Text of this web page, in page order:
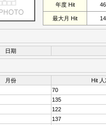
年度 Hit
最大月 Hit
日期
月份 Hit 人
70
135
122
137